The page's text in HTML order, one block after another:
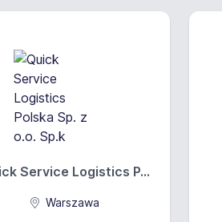
Service Logistics P...
Warszawa